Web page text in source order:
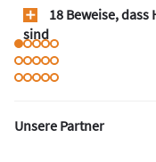
18 Beweise,
sind
Unsere Partner